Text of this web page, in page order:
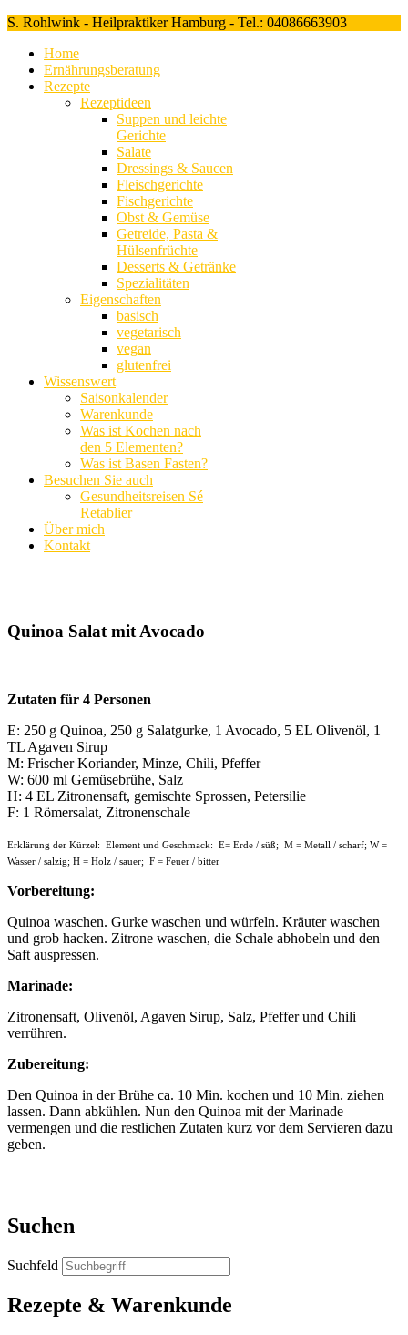
S. Rohlwink - Heilpraktiker Hamburg - Tel.: 04086663903
Home
Ernährungsberatung
Rezepte
Rezeptideen
Suppen und leichte
Gerichte
Salate
Dressings & Saucen
Fleischgerichte
Fischgerichte
Obst & Gemüse
Getreide, Pasta &
Hülsenfrüchte
Desserts & Getränke
Spezialitäten
Eigenschaften
basisch
vegetarisch
vegan
glutenfrei
Wissenswert
Saisonkalender
Warenkunde
Was ist Kochen nach
den 5 Elementen?
Was ist Basen Fasten?
Besuchen Sie auch
Gesundheitsreisen Sé
Retablier
Über mich
Kontakt
Quinoa Salat mit Avocado
Zutaten für 4 Personen
E: 250 g Quinoa, 250 g Salatgurke, 1 Avocado, 5 EL Olivenöl, 1
TL Agaven Sirup
M: Frischer Koriander, Minze, Chili, Pfeffer
W: 600 ml Gemüsebrühe, Salz
H: 4 EL Zitronensaft, gemischte Sprossen, Petersilie
F: 1 Römersalat, Zitronenschale
Erklärung der Kürzel: Element und Geschmack: E= Erde / süß; M = Metall / scharf; W =
Wasser / salzig; H = Holz / sauer; F = Feuer / bitter
Vorbereitung:
Quinoa waschen. Gurke waschen und würfeln. Kräuter waschen
und grob hacken. Zitrone waschen, die Schale abhobeln und den
Saft auspressen.
Marinade:
Zitronensaft, Olivenöl, Agaven Sirup, Salz, Pfeffer und Chili
verrühren.
Zubereitung:
Den Quinoa in der Brühe ca. 10 Min. kochen und 10 Min. ziehen
lassen. Dann abkühlen. Nun den Quinoa mit der Marinade
vermengen und die restlichen Zutaten kurz vor dem Servieren dazu
geben.
Suchen
Suchfeld
Rezepte & Warenkunde